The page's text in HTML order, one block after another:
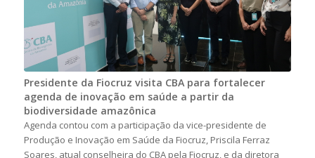
Presidente da Fiocruz visita CBA para fortalecer
agenda de inovação em saúde a partir da
biodiversidade amazônica
Agenda contou com a participação da vice-presidente de
Produção e Inovação em Saúde da Fiocruz, Priscila Ferraz
Soares, atual conselheira do CBA pela Fiocruz, e da diretora